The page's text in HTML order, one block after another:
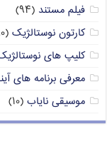
فیلم مستند (۹۴)
کارتون نوستالژیک (۲۹۰)
کلیپ های
معرفی برنامه های
موسیقی نایاب (۱۰)